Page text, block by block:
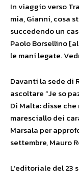
In viaggio verso
mia, Gianni, cosa
succedendo un
Paolo Borsellino
le mani legate.
Davanti la sede di
ascoltare “Je so
Di Malta: disse che
maresciallo dei
Marsala per
settembre, Mauro
L’editoriale del 23